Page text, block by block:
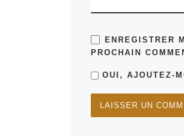
ENREGISTRER
PROCHAIN
OUI, AJOUTEZ-